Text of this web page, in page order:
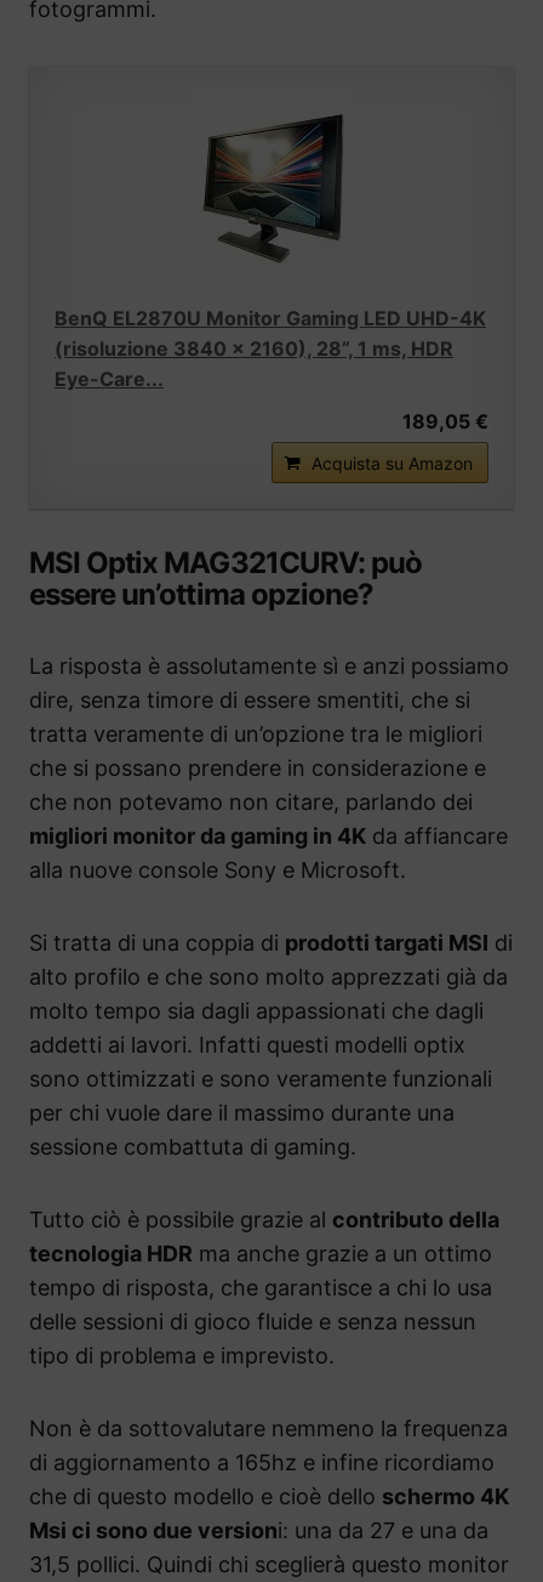
fotogrammi.
BenQ EL2870U Monitor Gaming LED UHD-4K
(risoluzione 3840 x 2160), 28”, 1 ms, HDR
Eye-Care...
189,05 €
Acquista su Amazon
MSI Optix MAG321CURV: può
essere un’ottima opzione?
La risposta è assolutamente sì e anzi possiamo
dire, senza timore di essere smentiti, che si
tratta veramente di un’opzione tra le migliori
che si possano prendere in considerazione e
che non potevamo non citare, parlando dei
migliori monitor da gaming in 4K da affiancare
alla nuove console Sony e Microsoft.
Si tratta di una coppia di prodotti targati MSI di
alto profilo e che sono molto apprezzati già da
molto tempo sia dagli appassionati che dagli
addetti ai lavori. Infatti questi modelli optix
sono ottimizzati e sono veramente funzionali
per chi vuole dare il massimo durante una
sessione combattuta di gaming.
Tutto ciò è possibile grazie al contributo della
tecnologia HDR ma anche grazie a un ottimo
tempo di risposta, che garantisce a chi lo usa
delle sessioni di gioco fluide e senza nessun
tipo di problema e imprevisto.
Non è da sottovalutare nemmeno la frequenza
di aggiornamento a 165hz e infine ricordiamo
che di questo modello e cioè dello schermo 4K
Msi ci sono due versioni: una da 27 e una da
31,5 pollici. Quindi chi sceglierà questo monitor